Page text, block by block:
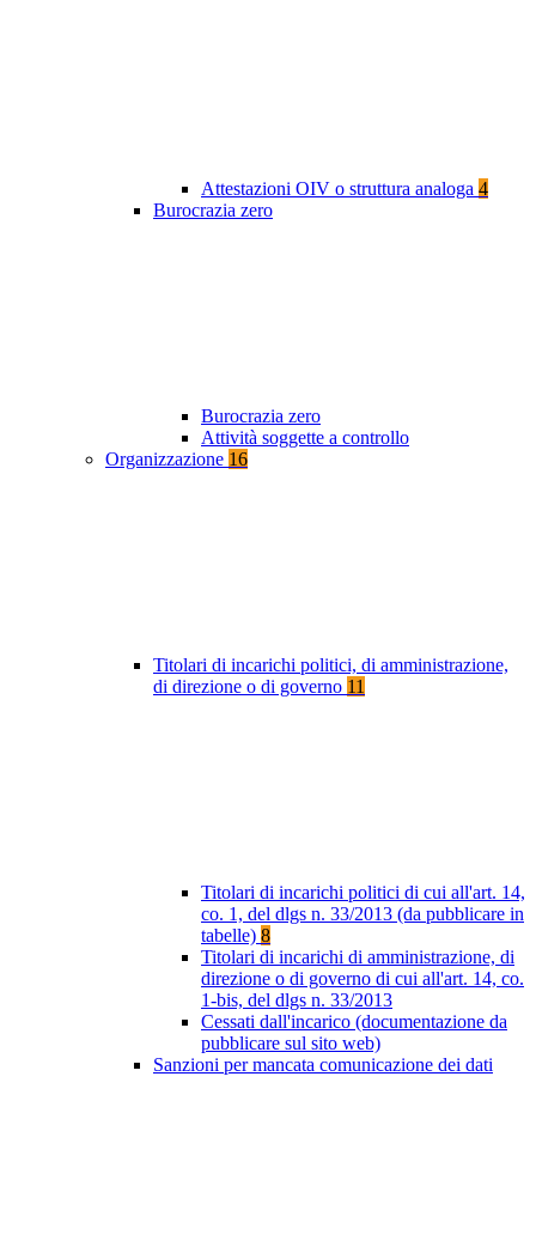
Attestazioni OIV o struttura analoga 4
Burocrazia zero
Burocrazia zero
Attività soggette a controllo
Organizzazione 16
Titolari di incarichi politici, di amministrazione,
di direzione o di governo 11
Titolari di incarichi politici di cui all'art. 14,
co. 1, del dlgs n. 33/2013 (da pubblicare in
tabelle) 8
Titolari di incarichi di amministrazione, di
direzione o di governo di cui all'art. 14, co.
1-bis, del dlgs n. 33/2013
Cessati dall'incarico (documentazione da
pubblicare sul sito web)
Sanzioni per mancata comunicazione dei dati